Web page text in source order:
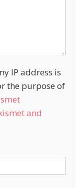
IP address is
the purpose of
and